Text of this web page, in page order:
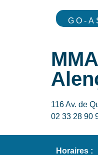
GO-
116 Av. de
02 33 28 90
Horaires :